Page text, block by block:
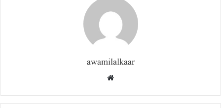
awamilalkaar